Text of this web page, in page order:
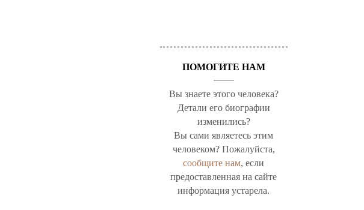
ПОМОГИТЕ НАМ
Вы знаете этого человека?
Детали его биографии
изменились?
Вы сами являетесь этим
человеком? Пожалуйста,
сообщите нам, если
предоставленная на сайте
информация устарела.